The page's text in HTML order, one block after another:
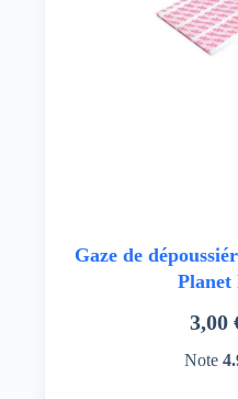
Gaze de
Planet
3,00
Note